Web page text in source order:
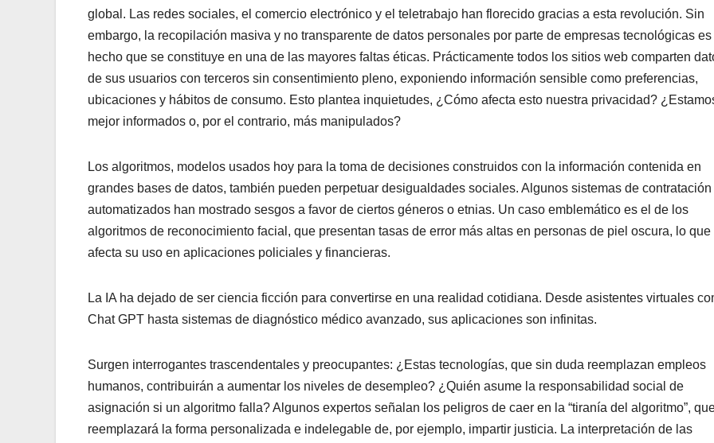
global. Las redes sociales, el comercio electrónico y el teletrabajo han florecido gracias a esta revolución. Sin
embargo, la recopilación masiva y no transparente de datos personales por parte de empresas tecnológicas es
hecho que se constituye en una de las mayores faltas éticas. Prácticamente todos los sitios web comparten
de sus usuarios con terceros sin consentimiento pleno, exponiendo información sensible como preferencias,
ubicaciones y hábitos de consumo. Esto plantea inquietudes, ¿Cómo afecta esto nuestra privacidad?
mejor informados o, por el contrario, más manipulados?
Los algoritmos, modelos usados hoy para la toma de decisiones construidos con la información contenida en
grandes bases de datos, también pueden perpetuar desigualdades sociales. Algunos sistemas de contratación
automatizados han mostrado sesgos a favor de ciertos géneros o etnias. Un caso emblemático es el de los
algoritmos de reconocimiento facial, que presentan tasas de error más altas en personas de piel oscura, lo que
afecta su uso en aplicaciones policiales y financieras.
La IA ha dejado de ser ciencia ficción para convertirse en una realidad cotidiana. Desde asistentes virtuales
Chat GPT hasta sistemas de diagnóstico médico avanzado, sus aplicaciones son infinitas.
Surgen interrogantes trascendentales y preocupantes: ¿Estas tecnologías, que sin duda reemplazan empleos
humanos, contribuirán a aumentar los niveles de desempleo? ¿Quién asume la responsabilidad social de
asignación si un algoritmo falla? Algunos expertos señalan los peligros de caer en la “tiranía del algoritmo”,
reemplazará la forma personalizada e indelegable de, por ejemplo, impartir justicia. La interpretación de las